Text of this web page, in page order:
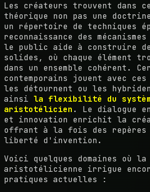
Les créateurs trouvent dans
théorique non pas une
un répertoire de techniques
reconnaissance des
le public aide à construire
solides, où chaque élément
dans un ensemble cohérent.
contemporains jouent avec
les détournent ou les
ainsi la flexibilité du
aristotélicien . Le dialogue
et innovation enrichit la
offrant à la fois des repères
liberté d'invention.
Voici quelques domaines où
aristotélicienne irrigue
pratiques actuelles :